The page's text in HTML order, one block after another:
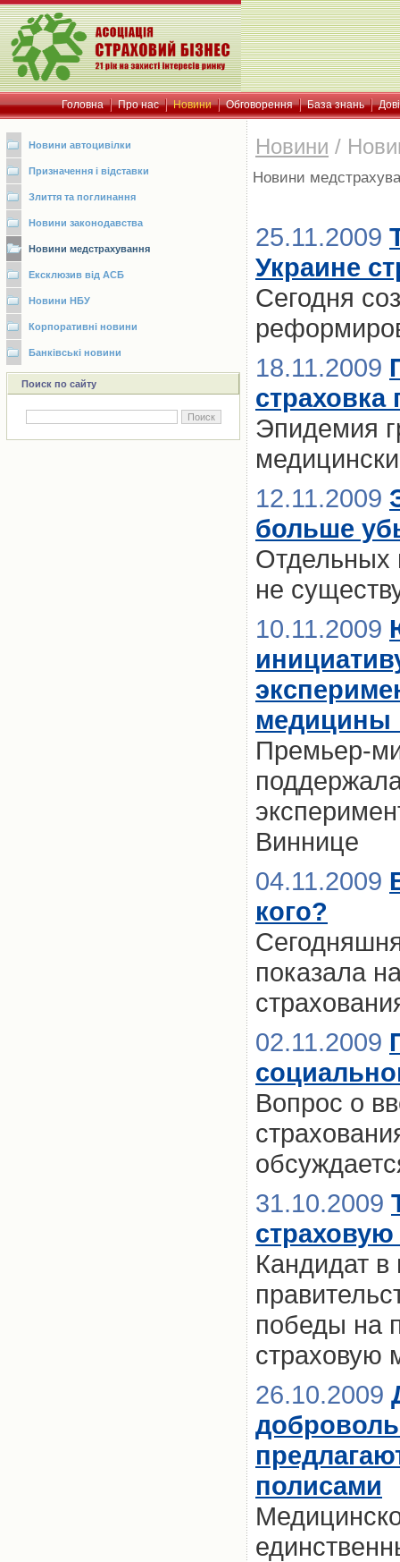
Головна Про нас Новини Обговорення База знань
Новини автоцивілки
Призначення і відставки
Злиття та поглинання
Новини законодавства
Новини медстрахування
Ексклюзив від АСБ
Новини НБУ
Корпоративні новини
Банківські новини
Поиск по сайту
Новини /
Новини
25.11.2009
Украине
Сегодня
18.11.2009
страховка
Эпидемия
12.11.2009
больше
Отдельных
не
10.11.2009
медицины
Премьер-
Виннице
04.11.2009
кого?
показала
02.11.2009
Вопрос о
31.10.2009
Кандидат в
победы на
страховую
26.10.2009
полисами